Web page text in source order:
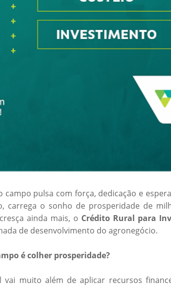
campo pulsa com força, dedicação e
carrega o sonho de prosperidade de
ainda mais, o Crédito Rural para
de desenvolvimento do agronegócio.
é colher prosperidade?
muito além de aplicar recursos